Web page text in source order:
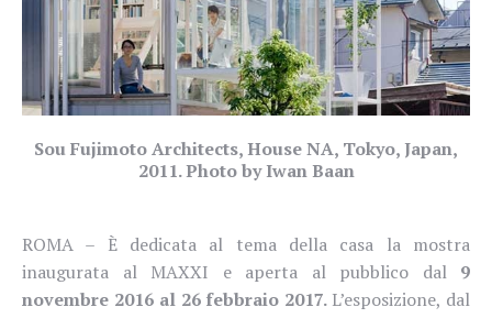
Sou Fujimoto Architects, House NA, Tokyo, Japan,
2011. Photo by Iwan Baan
ROMA – È dedicata al tema della casa la mostra
inaugurata al MAXXI e aperta al pubblico dal 9
novembre 2016 al 26 febbraio 2017. L’esposizione, dal